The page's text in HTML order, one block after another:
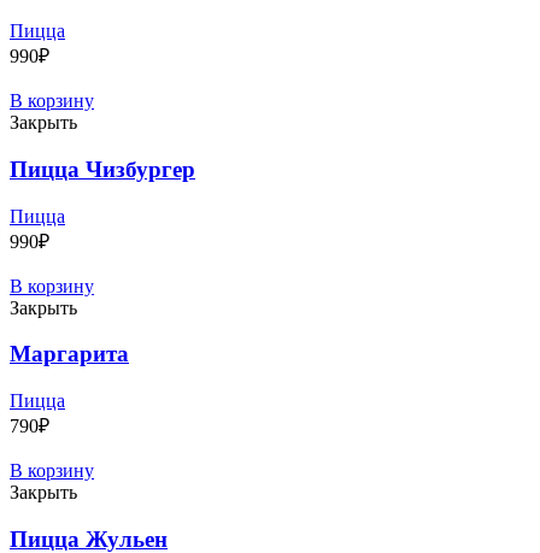
Пицца
990₽
В корзину
Закрыть
Пицца Чизбургер
Пицца
990₽
В корзину
Закрыть
Маргарита
Пицца
790₽
В корзину
Закрыть
Пицца Жульен